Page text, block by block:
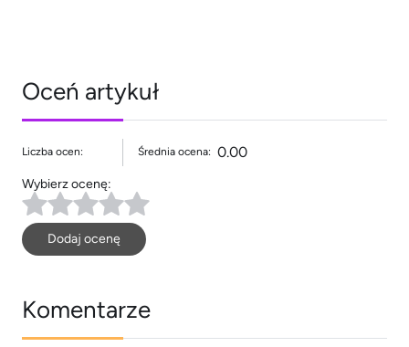
Oceń artykuł
Liczba ocen: Średnia ocena: 0.00
Wybierz ocenę:
Dodaj ocenę
Komentarze